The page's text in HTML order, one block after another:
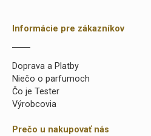
Informácie pre zákazníkov
Doprava a Platby
Niečo o parfumoch
Čo je Tester
Výrobcovia
Prečo u nakupovať nás